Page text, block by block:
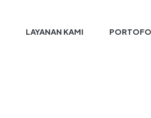
LAYANAN KAMI